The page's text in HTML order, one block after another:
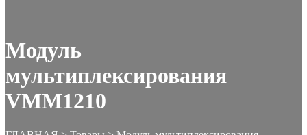
Модуль
мультиплексирования
VMM1210